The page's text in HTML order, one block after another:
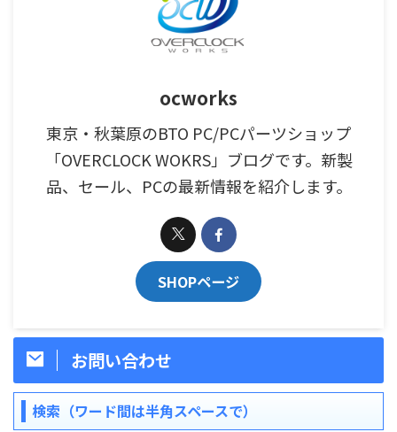
ocworks
東京・秋葉原のBTO PC/PCパーツショップ
「OVERCLOCK WOKRS」ブログです。新製
品、セール、PCの最新情報を紹介します。
SHOPページ
お問い合わせ
検索（ワード間は半角スペースで）